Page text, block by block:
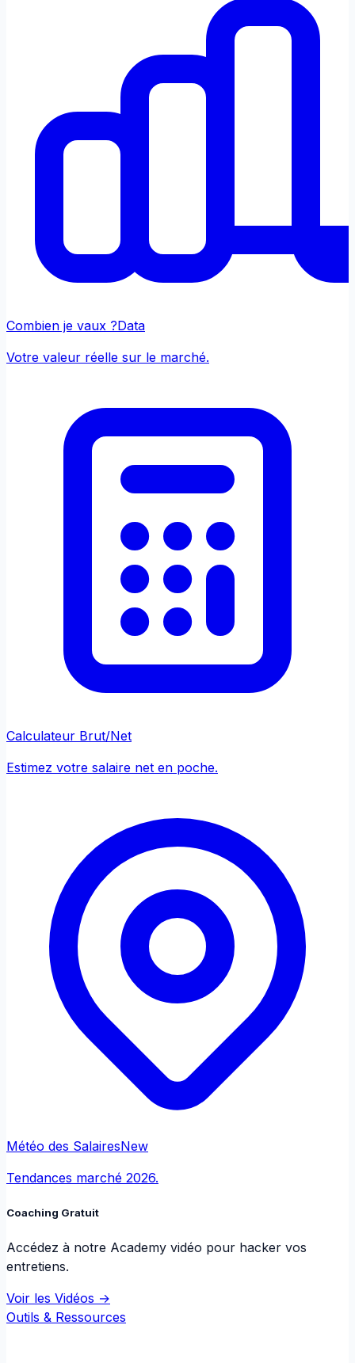
Combien je vaux ?Data
Votre valeur réelle sur le marché.
Calculateur Brut/Net
Estimez votre salaire net en poche.
Météo des SalairesNew
Tendances marché 2026.
Coaching Gratuit
Accédez à notre Academy vidéo pour hacker vos
entretiens.
Voir les Vidéos →
Outils & Ressources